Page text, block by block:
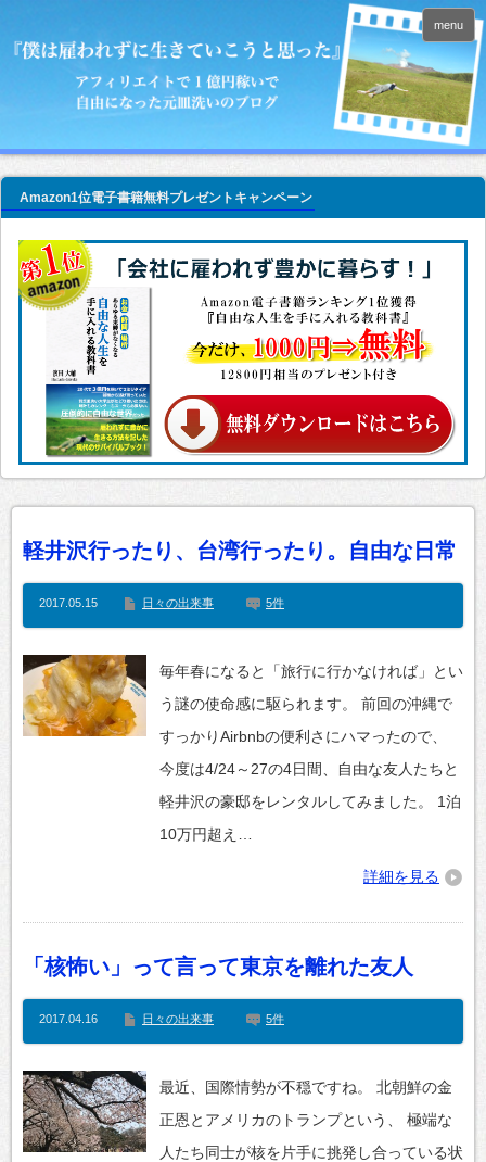
menu
Amazon1位電子書籍無料プレゼントキャンペーン
軽井沢行ったり、台湾行ったり。自由な日常
2017.05.15 日々の出来事 5件
毎年春になると「旅行に行かなければ」とい
う謎の使命感に駆られます。 前回の沖縄で
すっかりAirbnbの便利さにハマったので、
今度は4/24～27の4日間、自由な友人たちと
軽井沢の豪邸をレンタルしてみました。 1泊
10万円超え…
詳細を見る
「核怖い」って言って東京を離れた友人
2017.04.16 日々の出来事 5件
最近、国際情勢が不穏ですね。 北朝鮮の金
正恩とアメリカのトランプという、 極端な
人たち同士が核を片手に挑発し合っている状